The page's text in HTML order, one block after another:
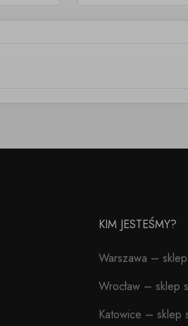
KIM JESTEŚMY?
Warszawa –
Wrocław – sklep
Katowice – sklep